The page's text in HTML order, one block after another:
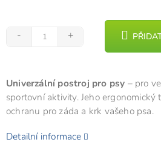
Univerzální postroj pro psy – pro
sportovní aktivity. Jeho ergonomický
ochranu pro záda a krk vašeho psa.
Detailní informace